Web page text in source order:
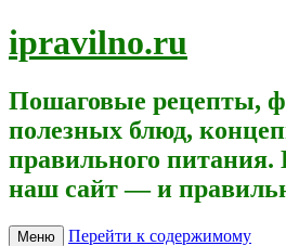
ipravilno.ru
Пошаговые рецепты,
полезных блюд,
правильного
наш сайт — и
Меню Перейти к содержимому